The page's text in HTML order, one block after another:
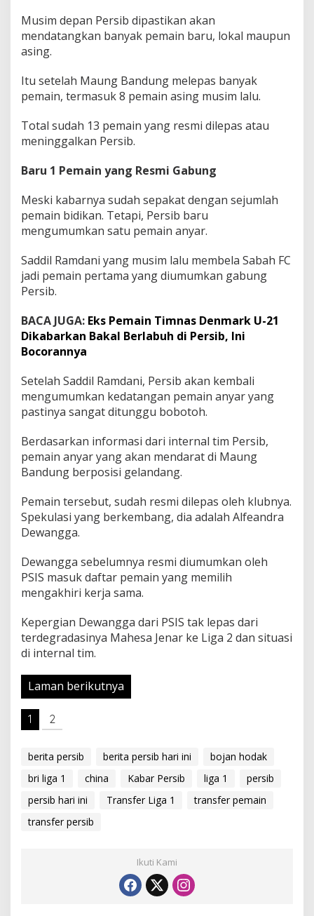
n
y
a
Musim depan Persib dipastikan akan
mendatangkan banyak pemain baru, lokal maupun
asing.
Itu setelah Maung Bandung melepas banyak
pemain, termasuk 8 pemain asing musim lalu.
Total sudah 13 pemain yang resmi dilepas atau
meninggalkan Persib.
Baru 1 Pemain yang Resmi Gabung
Meski kabarnya sudah sepakat dengan sejumlah
pemain bidikan. Tetapi, Persib baru
mengumumkan satu pemain anyar.
Saddil Ramdani yang musim lalu membela Sabah FC
jadi pemain pertama yang diumumkan gabung
Persib.
BACA JUGA: Eks Pemain Timnas Denmark U-21
Dikabarkan Bakal Berlabuh di Persib, Ini
Bocorannya
Setelah Saddil Ramdani, Persib akan kembali
mengumumkan kedatangan pemain anyar yang
pastinya sangat ditunggu bobotoh.
Berdasarkan informasi dari internal tim Persib,
pemain anyar yang akan mendarat di Maung
Bandung berposisi gelandang.
Pemain tersebut, sudah resmi dilepas oleh klubnya.
Spekulasi yang berkembang, dia adalah Alfeandra
Dewangga.
Dewangga sebelumnya resmi diumumkan oleh
PSIS masuk daftar pemain yang memilih
mengakhiri kerja sama.
Kepergian Dewangga dari PSIS tak lepas dari
terdegradasinya Mahesa Jenar ke Liga 2 dan situasi
di internal tim.
Laman berikutnya
1 2
berita persib berita persib hari ini
bojan hodak
bri liga 1
china Kabar Persib liga 1
persib
persib hari ini
Transfer Liga 1
transfer pemain
transfer persib
Ikuti Kami